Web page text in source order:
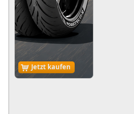
Jetzt kaufen